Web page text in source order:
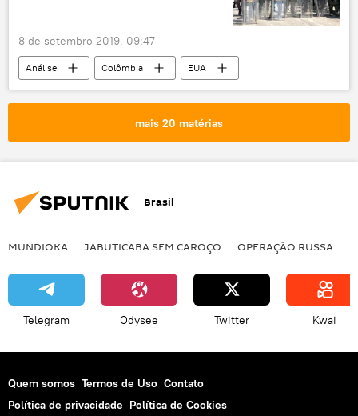
8 de setembro 2019, 09:47
Análise Colômbia
EUA
fronteira
Venezuela
mais 20 matérias
Brasil
MUNDIOKA JABUTICABA SEM CAROÇO OPERAÇÃO RUSSA
Telegram Odysee Twitter Kwai
Quem somos Termos de Uso Contato
Política de privacidade Política de Cookies